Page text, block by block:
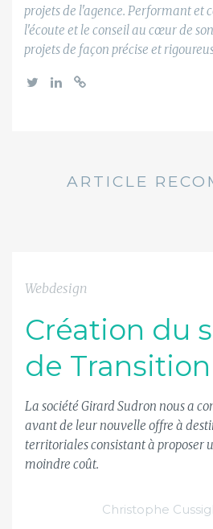
projets de l'agence. Performant et
l'écoute et le conseil au cœur de
projets de façon précise et
ARTICLE
Webdesign
Création du
de
La société Girard Sudron nous a
avant de leur nouvelle offre à
territoriales consistant à proposer
moindre coût.
Christophe